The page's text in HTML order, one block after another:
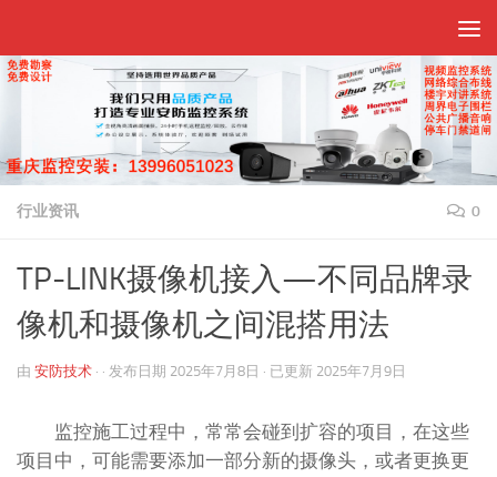
行业资讯 0
TP-LINK摄像机接入—不同品牌录
像机和摄像机之间混搭用法
由 安防技术 · · 发布日期 2025年7月8日 · 已更新 2025年7月9日
监控施工过程中，常常会碰到扩容的项目，在这些
项目中，可能需要添加一部分新的摄像头，或者更换更